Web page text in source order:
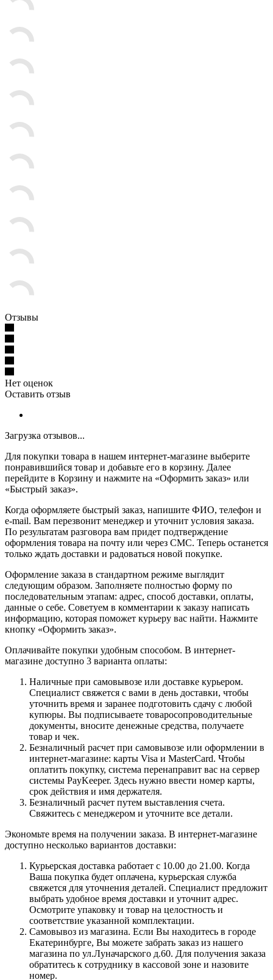
Отзывы
Нет оценок
Оставить отзыв
Загрузка отзывов...
Для покупки товара в нашем интернет-магазине выберите
понравившийся товар и добавьте его в корзину. Далее
перейдите в Корзину и нажмите на «Оформить заказ» или
«Быстрый заказ».
Когда оформляете быстрый заказ, напишите ФИО, телефон и
e-mail. Вам перезвонит менеджер и уточнит условия заказа.
По результатам разговора вам придет подтверждение
оформления товара на почту или через СМС. Теперь останется
только ждать доставки и радоваться новой покупке.
Оформление заказа в стандартном режиме выглядит
следующим образом. Заполняете полностью форму по
последовательным этапам: адрес, способ доставки, оплаты,
данные о себе. Советуем в комментарии к заказу написать
информацию, которая поможет курьеру вас найти. Нажмите
кнопку «Оформить заказ».
Оплачивайте покупки удобным способом. В интернет-
магазине доступно 3 варианта оплаты:
Наличные при самовывозе или доставке курьером.
Специалист свяжется с вами в день доставки, чтобы
уточнить время и заранее подготовить сдачу с любой
купюры. Вы подписываете товаросопроводительные
документы, вносите денежные средства, получаете
товар и чек.
Безналичный расчет при самовывозе или оформлении в
интернет-магазине: карты Visa и MasterCard. Чтобы
оплатить покупку, система перенаправит вас на сервер
системы PayKeeper. Здесь нужно ввести номер карты,
срок действия и имя держателя.
Безналичный расчет путем выставления счета.
Свяжитесь с менеджером и уточните все детали.
Экономьте время на получении заказа. В интернет-магазине
доступно несколько вариантов доставки:
Курьерская доставка работает с 10.00 до 21.00. Когда
Ваша покупка будет оплачена, курьерская служба
свяжется для уточнения деталей. Специалист предложит
выбрать удобное время доставки и уточнит адрес.
Осмотрите упаковку и товар на целостность и
соответствие указанной комплектации.
Самовывоз из магазина. Если Вы находитесь в городе
Екатеринбурге, Вы можете забрать заказ из нашего
магазина по ул.Луначарского д.60. Для получения заказа
обратитесь к сотруднику в кассовой зоне и назовите
номер.